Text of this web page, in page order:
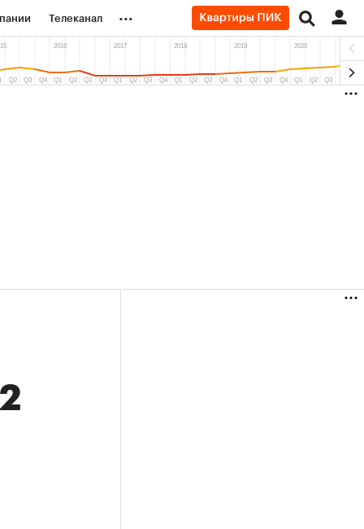
Телеканал ...